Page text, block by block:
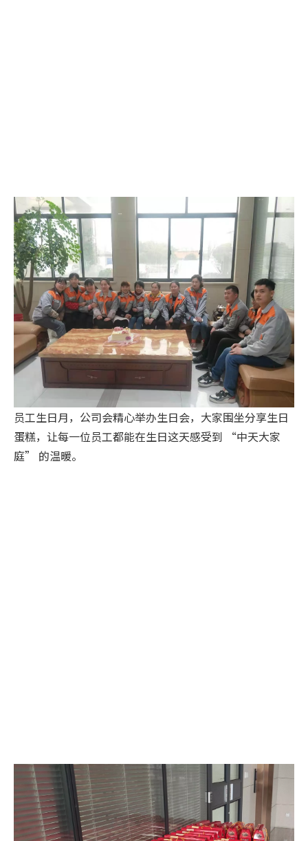
员工生日月，公司会精心举办生日会，大家围坐分享生日
蛋糕，让每一位员工都能在生日这天感受到 “中天大家
庭” 的温暖。